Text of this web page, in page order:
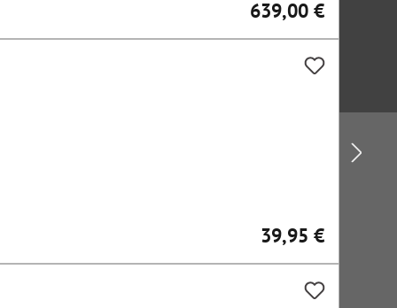
Regulärer Preis:
639,00 €
Regulärer Preis:
39,95 €